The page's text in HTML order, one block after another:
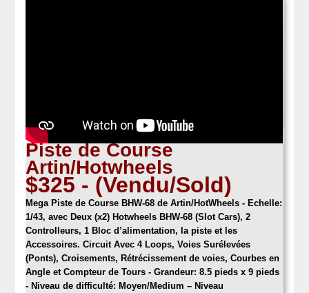
Piste de Course
Artin/Hotwheels
$325 - (Vendu/Sold)
Mega Piste de Course BHW-68 de Artin/HotWheels- Echelle:
1/43, avec Deux (x2) Hotwheels BHW-68 (Slot Cars), 2
Controlleurs, 1 Bloc d’alimentation, la piste et les
Accessoires. Circuit Avec 4 Loops, Voies Surélevées
(Ponts), Croisements, Rétrécissement de voies, Courbes en
Angle et Compteur de Tours - Grandeur: 8.5 pieds x 9 pieds
- Niveau de difficulté: Moyen/Medium – Niveau